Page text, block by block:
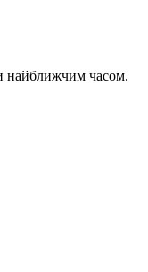
найближчим часом.